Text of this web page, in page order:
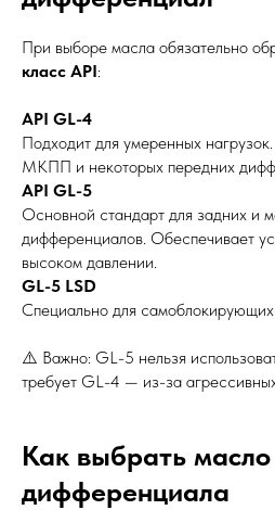
При выборе масла обязательно
класс API:
API GL-4
Подходит для умеренных
МКПП и некоторых передних
API GL-5
Основной стандарт для задних и
дифференциалов. Обеспечивает
высоком давлении.
GL-5 LSD
Специально для
⚠️ Важно: GL-5 нельзя
требует GL-4 — из-за
Как выбрать масло
дифференциала